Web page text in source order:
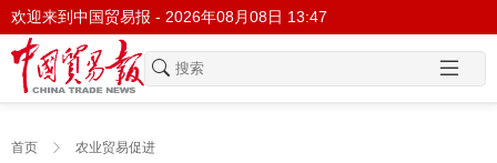
欢迎来到中国贸易报 - 2026年08月08日 13:47
首页 农业贸易促进